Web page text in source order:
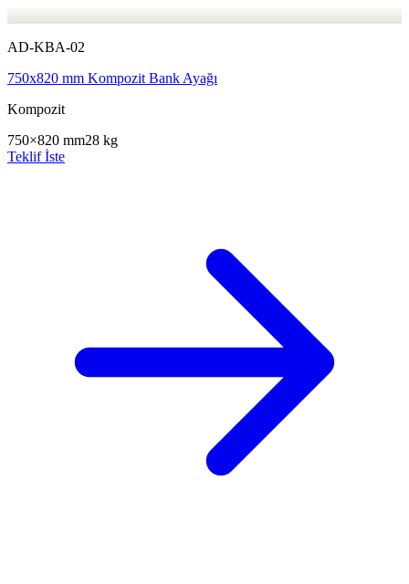
AD-KBA-02
750x820 mm Kompozit Bank Ayağı
Kompozit
750×820 mm28 kg
Teklif İste